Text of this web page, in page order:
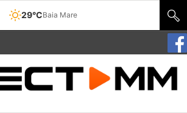
29°CBaia Mare